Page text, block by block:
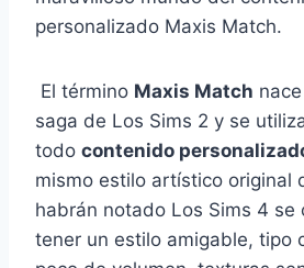
personalizado Maxis Match.
El término Maxis Match
saga de Los Sims 2 y se
todo contenido
mismo estilo artístico original
habrán notado Los Sims 4 se
tener un estilo amigable, tipo